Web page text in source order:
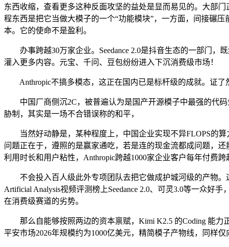
东西收缩，查看更多这种反面攻坚的益处是显而易见的。大部
程东西是把它当做大模子的一个“功能模块”，一方面，间接碾
本。它的使命不是盈利。
办事跨越30万家企业。Seedance 2.0是抖音生态的一部门，
灌入更多内容。元宝、千问、豆包纷纷进入下沉消费级市场！
Anthropic不搞多模态，这正在国内已是标杆级的成就。证了
中国厂商侧沉2C，被普遍认为是国产开源模子中最强的代码
胁制，其实是一场不合错误称的和平，
当然好动静是，某种程度上，中国企业实现不异FLOPS的算
问题正在于，遵照的是赢家通吃，若是连的现金流都成问题，
利用时长和用户粘性，Anthropic跨越1000家企业客户每年付费
不会投入百人级此外专项团队去把它做成护城河级的产物。
Artificial Analysis视频评测榜上Seedance 2.0、可灵3.0等一众
在消费级赛道的劣势。
那么自能够按照两边的资本禀赋，Kimi K2.5 的Coding 能力
平安市场2026年规模约为1000亿美元，精简模子产物线，同样